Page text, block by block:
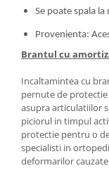
Se poate spala la
Provenienta:
Brantul cu
Incaltamintea cu
pernute de
asupra articulatiilor
piciorul in timpul
protectie pentru o
specialisti in
deformarilor